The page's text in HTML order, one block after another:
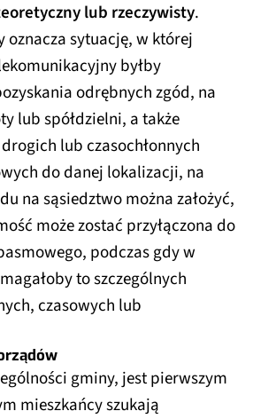
lub rzeczywisty.
oznacza sytuację, w której
byłby
odrębnych zgód, na
lub spółdzielni, a także
lub czasochłonnych
do danej lokalizacji, na
na sąsiedztwo można założyć,
może zostać przyłączona do
podczas gdy w
to szczególnych
czasowych lub
gminy, jest pierwszym
mieszkańcy szukają